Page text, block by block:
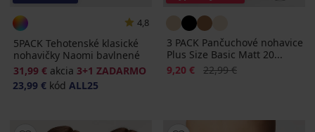
4,8
5PACK Tehotenské klasické
nohavičky Naomi bavlnené
31,99 € akcia 3+1 ZADARMO
23,99 € kód ALL25
3 PACK Pančuchové nohavice
Plus Size Basic Matt 20...
Zľava
9,20 € Pôvodná cena
22,99 €